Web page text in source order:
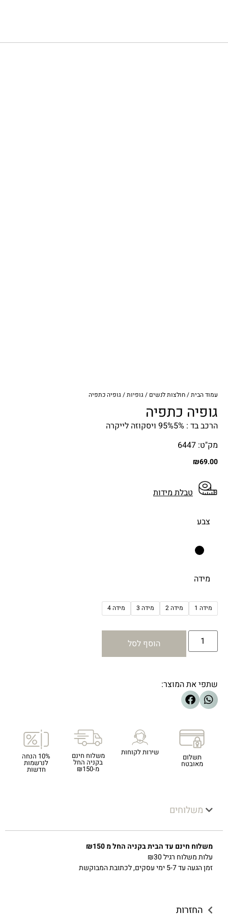
עמוד הבית/חולצות לנשים / גופיות/ גופיה כתפיה
גופיה כתפיה
הרכב בד : 95%5% ויסקוזה לייקרה
מק"ט: 6447
₪69.00
טבלת מידות
צבע
מידה
מידה 1 מידה 2 מידה 3 מידה 4
הוסף לסל
שתפי את המוצר:
תשלום
מאובטח
שירות לקוחות משלוח חינם
בקניה החל
מ-₪150
10% הנחה
לנרשמות
חדשות
משלוחים
משלוח חינם עד הבית בקניה החל מ ₪150
עלות משלוח רגיל ₪30
זמן הגעה עד 5-7 ימי עסקים, לכתובת המבוקשת
החזרות